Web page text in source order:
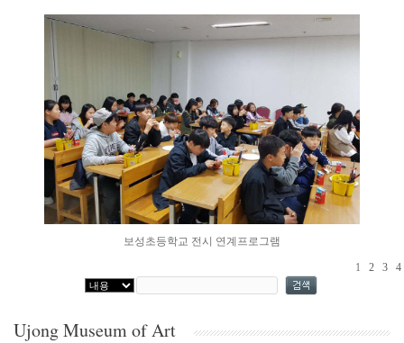
보성초등학교 전시 연계프로그램
1 2 3 4
Ujong Museum of Art